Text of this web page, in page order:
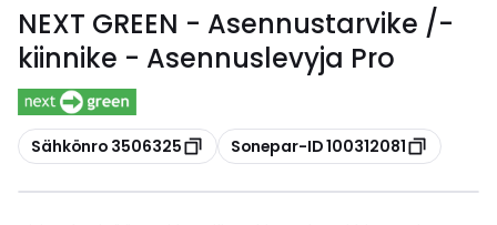
NEXT GREEN - Asennustarvike /-
kiinnike - Asennuslevyja Pro
Kopioi
Sähkönro 3506325 Kopioi
Sonepar-ID 100312081